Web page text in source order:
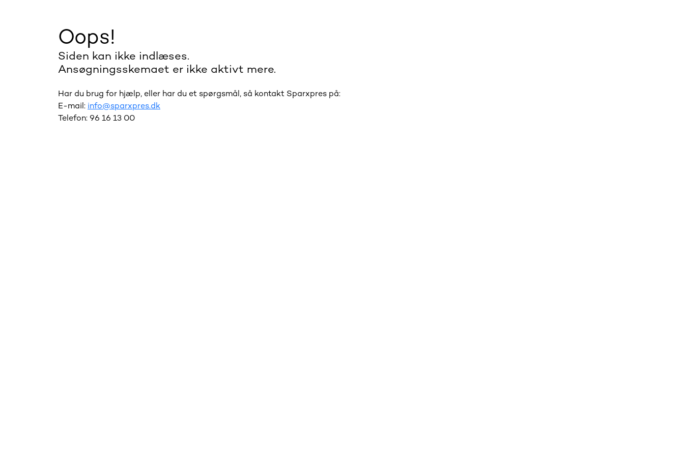
Oops!
Siden kan ikke indlæses.
Ansøgningsskemaet er ikke aktivt mere.
Har du brug for hjælp, eller har du et spørgsmål, så kontakt Sparxpres på:
E-mail: info@sparxpres.dk
Telefon: 96 16 13 00